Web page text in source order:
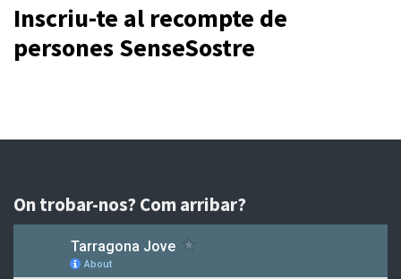
Inscriu-te al recompte de
persones SenseSostre
On trobar-nos? Com arribar?